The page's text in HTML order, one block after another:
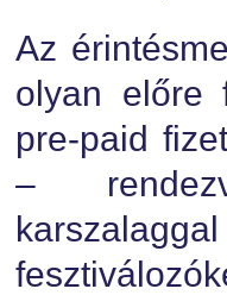
Az
olyan előre
pre-paid
–